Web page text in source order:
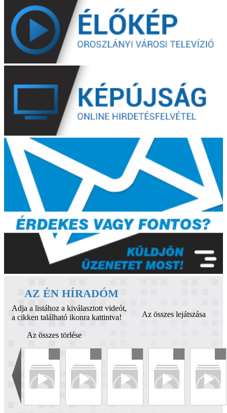
AZ ÉN HÍRADÓM
Adja a listához a kiválasztott videót,
a cikken található ikonra kattintva!
Az összes lejátszása
Az összes törlése